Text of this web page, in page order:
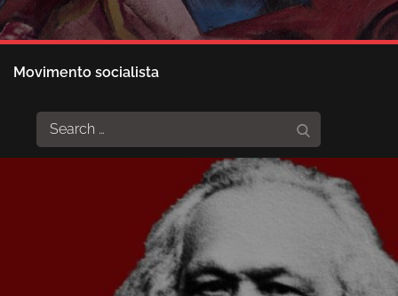
Movimento socialista
Search
for: